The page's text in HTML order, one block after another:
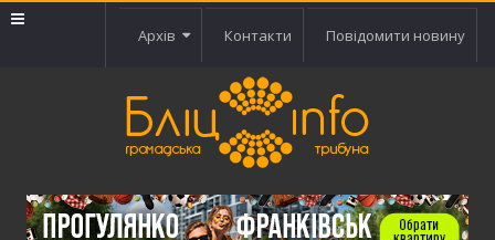
Архів Контакти Повідомити новину